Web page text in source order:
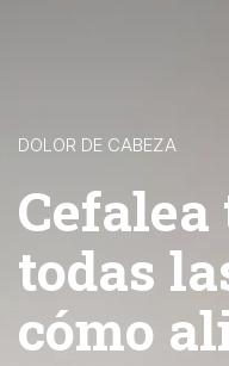
DOLOR DE CABEZA
todas
cómo